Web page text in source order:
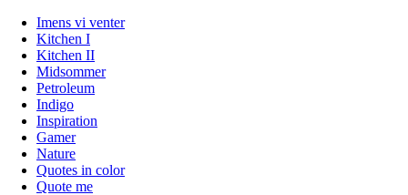
Imens vi venter
Kitchen I
Kitchen II
Midsommer
Petroleum
Indigo
Inspiration
Gamer
Nature
Quotes in color
Quote me